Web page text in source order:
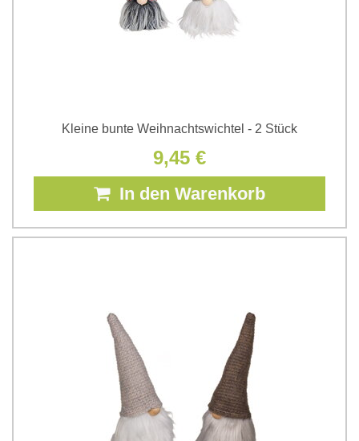
Kleine bunte Weihnachtswichtel - 2 Stück
9,45 €
In den Warenkorb